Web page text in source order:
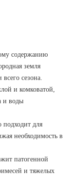
содержанию
земля
сезона.
и комковатой,
и воды
подходит для
необходимость в
патогенной
и тяжелых